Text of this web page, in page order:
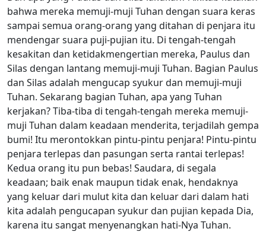
bahwa mereka memuji-muji Tuhan dengan suara keras
sampai semua orang-orang yang ditahan di penjara itu
mendengar suara puji-pujian itu. Di tengah-tengah
kesakitan dan ketidakmengertian mereka, Paulus dan
Silas dengan lantang memuji-muji Tuhan. Bagian Paulus
dan Silas adalah mengucap syukur dan memuji-muji
Tuhan. Sekarang bagian Tuhan, apa yang Tuhan
kerjakan? Tiba-tiba di tengah-tengah mereka memuji-
muji Tuhan dalam keadaan menderita, terjadilah gempa
bumi! Itu merontokkan pintu-pintu penjara! Pintu-pintu
penjara terlepas dan pasungan serta rantai terlepas!
Kedua orang itu pun bebas! Saudara, di segala
keadaan; baik enak maupun tidak enak, hendaknya
yang keluar dari mulut kita dan keluar dari dalam hati
kita adalah pengucapan syukur dan pujian kepada Dia,
karena itu sangat menyenangkan hati-Nya Tuhan.